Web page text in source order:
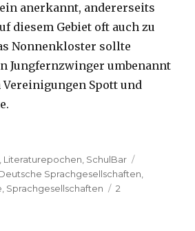
anerkannt, andererseits
diesem Gebiet oft auch zu
Nonnenkloster sollte
Jungfernzwinger umbenannt
Vereinigungen Spott und
Literaturepochen SchulBar
Sprachgesellschaften
Sprachgesellschaften
2